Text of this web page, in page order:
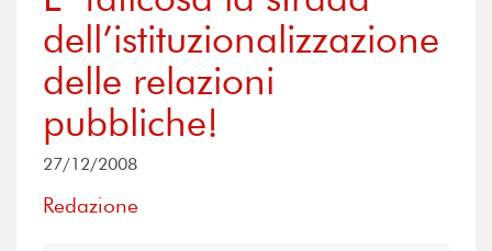
dell’istituzionalizzazione
delle relazioni
pubbliche!
27/12/2008
Redazione